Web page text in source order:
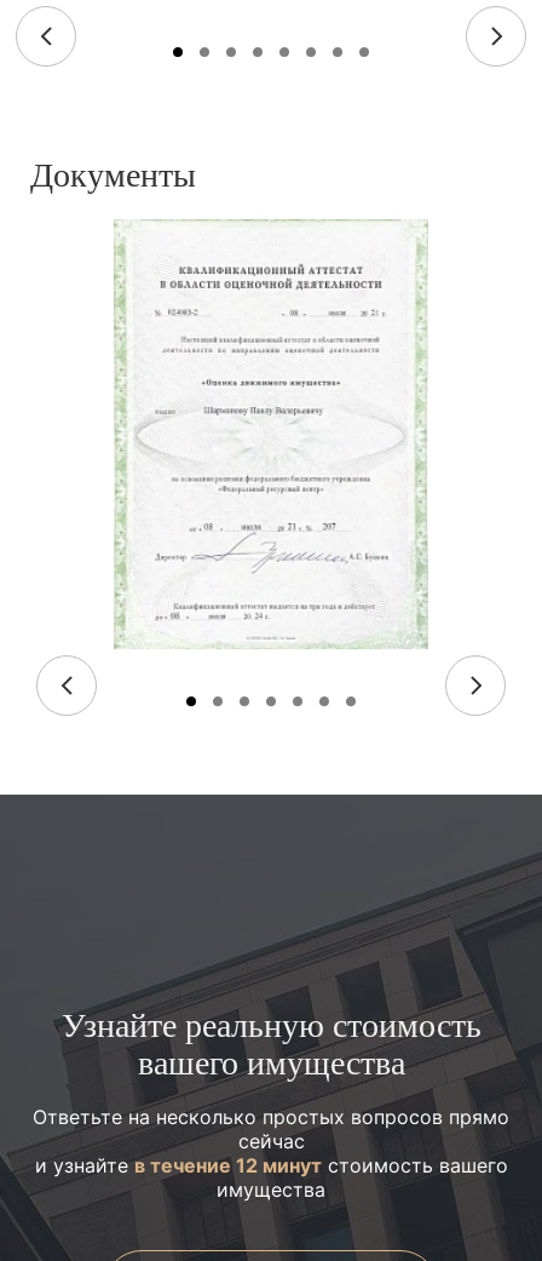
Документы
Узнайте реальную стоимость
вашего имущества
Ответьте на несколько простых вопросов прямо
сейчас
и узнайтев течение 12 минутстоимость вашего
имущества